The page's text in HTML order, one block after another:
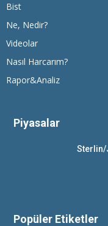
Bist
Ne, Nedir?
Videolar
Nasıl Harcarım?
Rapor&Analiz
Piyasalar
Sterlin/
Popüler Etiketler